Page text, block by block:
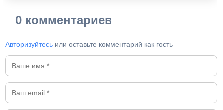
0 комментариев
Авторизуйтесь или оставьте комментарий как гость